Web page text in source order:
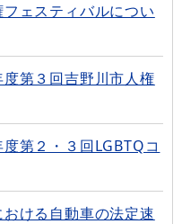
ェスティバルについ
度第３回吉野川市人権
度第２・３回LGBTQコ
ける自動車の法定速